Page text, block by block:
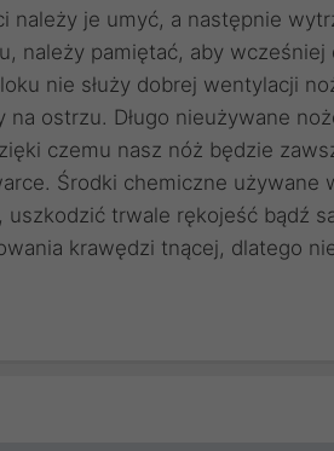
należy je umyć, a następnie
należy pamiętać, aby wcześniej
nie służy dobrej wentylacji
na ostrzu. Długo nieużywane
czemu nasz nóż będzie
Środki chemiczne używane
uszkodzić trwale rękojeść bądź
krawędzi tnącej, dlatego